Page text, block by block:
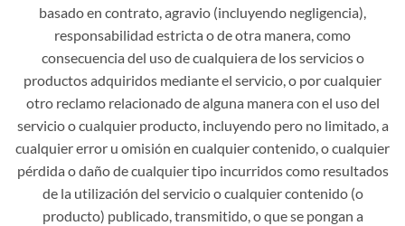
basado en contrato, agravio (incluyendo negligencia),
responsabilidad estricta o de otra manera, como
consecuencia del uso de cualquiera de los servicios o
productos adquiridos mediante el servicio, o por cualquier
otro reclamo relacionado de alguna manera con el uso del
servicio o cualquier producto, incluyendo pero no limitado, a
cualquier error u omisión en cualquier contenido, o cualquier
pérdida o daño de cualquier tipo incurridos como resultados
de la utilización del servicio o cualquier contenido (o
producto) publicado, transmitido, o que se pongan a